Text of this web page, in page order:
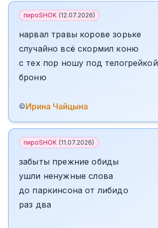
пироSHOK (12.07.2026)
нарвал травы корове зорьке
случайно всё скормил коню
с тех пор ношу под телогрейкой
броню
©Ирина Чайцына
пироSHOK (11.07.2026)
забыты прежние обиды
ушли ненужные слова
до паркинсона от либидо
раз два